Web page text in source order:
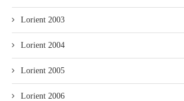
Lorient 2003
Lorient 2004
Lorient 2005
Lorient 2006